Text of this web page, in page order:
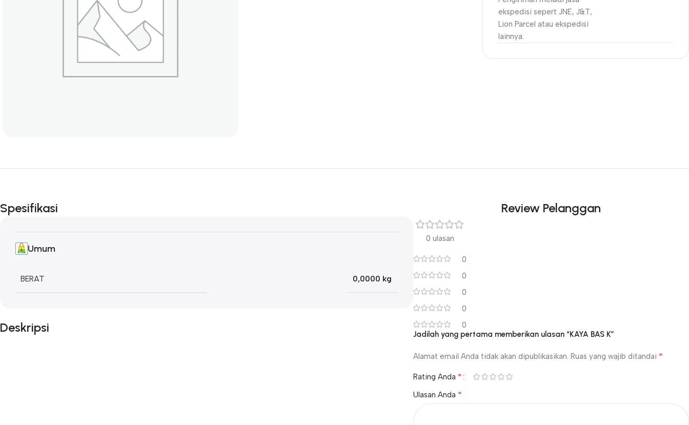
ekspedisi sepert JNE, J&T,
Lion Parcel atau ekspedisi
lainnya.
Spesifikasi
Umum
BERAT 0,0000 kg
Deskripsi
Review Pelanggan
0 ulasan
0
0
0
0
0
Jadilah yang pertama memberikan ulasan “KAYA BAS K”
Alamat email Anda tidak akan dipublikasikan. Ruas yang wajib ditandai *
Rating Anda *
Ulasan Anda *